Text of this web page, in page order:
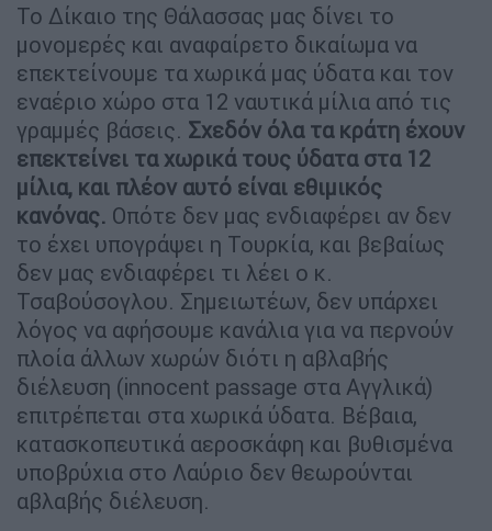
Το Δίκαιο της Θάλασσας μας δίνει το
μονομερές και αναφαίρετο δικαίωμα να
επεκτείνουμε τα χωρικά μας ύδατα και τον
εναέριο χώρο στα 12 ναυτικά μίλια από τις
γραμμές βάσεις. Σχεδόν όλα τα κράτη έχουν
επεκτείνει τα χωρικά τους ύδατα στα 12
μίλια, και πλέον αυτό είναι εθιμικός
κανόνας. Οπότε δεν μας ενδιαφέρει αν δεν
το έχει υπογράψει η Τουρκία, και βεβαίως
δεν μας ενδιαφέρει τι λέει ο κ.
Τσαβούσογλου. Σημειωτέων, δεν υπάρχει
λόγος να αφήσουμε κανάλια για να περνούν
πλοία άλλων χωρών διότι η αβλαβής
διέλευση (innocent passage στα Αγγλικά)
επιτρέπεται στα χωρικά ύδατα. Βέβαια,
κατασκοπευτικά αεροσκάφη και βυθισμένα
υποβρύχια στο Λαύριο δεν θεωρούνται
αβλαβής διέλευση.